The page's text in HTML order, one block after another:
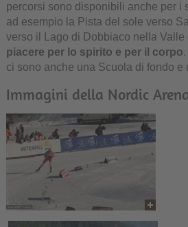
percorsi sono disponibili anche per i
ad esempio la Pista del sole verso
verso il Lago di Dobbiaco nella Valle
piacere per lo spirito e per il corpo
ci sono anche una Scuola di fondo e
Immagini della Nordic